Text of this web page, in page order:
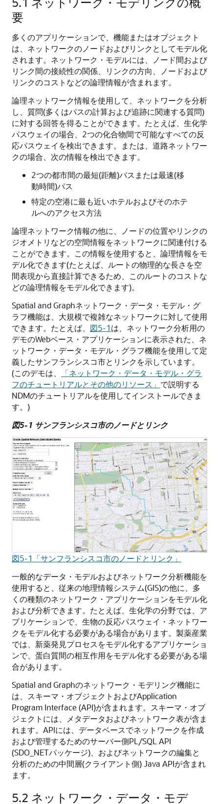
要
多くのアプリケーションで、機能またはオブジェクト
は、ネットワークのノードおよびリンクとしてモデル化
されます。ネットワーク・モデルには、ノード間および
リンク間の接続性の関係、リンクの方向、ノードおよび
リンクのコストなどの論理情報が含まれます。
論理ネットワーク情報を使用して、ネットワークを分析
し、質問(多くはパスの計算および追跡に関連する質問)
に対する回答を得ることができます。たとえば、生化学
パスウェイの場合、2つの化合物間で可能なすべての反
応パスウェイを検出できます。または、道路ネットワー
クの場合、次の情報を検出できます。
2つの都市間の最短(距離)パスまたは最速(移
動時間)パス
特定の空港に最も近いホテルおよびそのホテ
ルへのアクセス方法
論理ネットワーク情報の他に、ノードの位置やリンクの
ジオメトリなどの空間情報をネットワークに関連付ける
ことができます。この情報を使用すると、論理情報をモ
デル化できます(たとえば、ルートの物理的な長さを空
間表現から直接計算できるため、このルートのコストな
どの論理情報をモデル化できます)。
Spatial and Graphネットワーク・データ・モデル・グ
ラフ機能は、大規模で複雑なネットワークに対して使用
できます。たとえば、 図5-1は、ネットワーク分析用の
デモのWebベース・アプリケーションに表示された、ネ
ットワーク・データ・モデル・グラフ機能を使用して定
義したサンフランシスコ市とリンクを示しています。
(このデモは、
「ネットワーク・データ・モデル・グラ
フのチュートリアルとその他のリソース」 で説明する
NDMのチュートリアルを使用してインストールできま
す。)
図5-1 サンフランシスコ市のノードとリンク
図5-1「サンフランシスコ市のノードとリンク」
一般的なデータ・モデルおよびネットワーク分析機能を
使用すると、従来の地理情報システム(GIS)の他に、多
くの種類のネットワーク・アプリケーションをモデル化
および分析できます。たとえば、生化学の分野では、ア
プリケーションで、生物の反応パスウェイ・ネットワー
クをモデル化する必要がある場合があります。製薬産業
では、新薬発見プロセスをモデル化するアプリケーショ
ンで、蛋白質間の相互作用をモデル化する必要がある場
合があります。
Spatial and Graphのネットワーク・モデリング機能に
は、スキーマ・オブジェクトおよびApplication
Program Interface (API)が含まれます。スキーマ・オブ
ジェクトには、メタデータおよびネットワーク表が含ま
れます。APIには、データベースでネットワークを作成
および管理するためのサーバー側PL/SQL API
(SDO_NETパッケージ)、およびネットワークの編集と
分析のための中間層(クライアント側) Java APIが含まれ
ます。
5.2 ネットワーク・データ・モデ